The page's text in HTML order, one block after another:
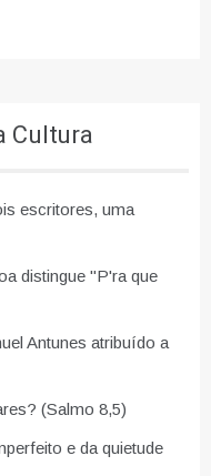
Cultura
escritores, uma
distingue "P'ra que
Antunes atribuído a
(Salmo 8,5)
e da quietude